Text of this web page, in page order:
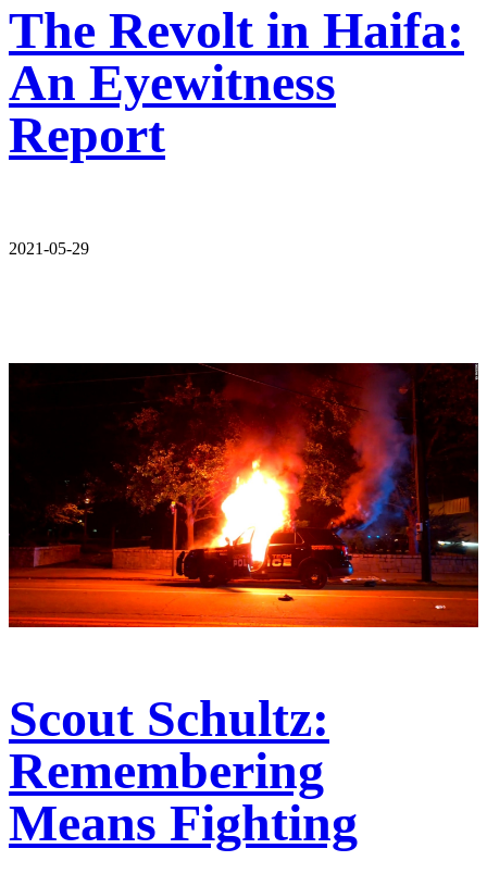
The Revolt in Haifa:
An Eyewitness
Report
2021-05-29
Scout Schultz:
Remembering
Means Fighting